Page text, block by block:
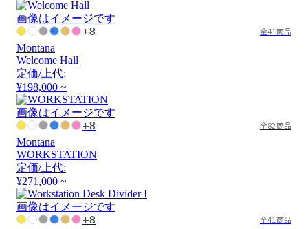
画像はイメージです
+8 全41商品
Montana
Welcome Hall
定価/上代:
¥198,000 ~
画像はイメージです
+8 全82商品
Montana
WORKSTATION
定価/上代:
¥271,000 ~
画像はイメージです
+8 全41商品